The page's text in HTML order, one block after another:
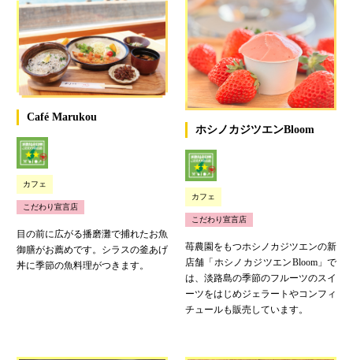
Café Marukou
カフェ
こだわり宣言店
目の前に広がる播磨灘で捕れたお魚
御膳がお薦めです。シラスの釜あげ
丼に季節の魚料理がつきます。
ホシノカジツエンBloom
カフェ
こだわり宣言店
苺農園をもつホシノカジツエンの新
店舗「ホシノカジツエンBloom」で
は、淡路島の季節のフルーツのスイ
ーツをはじめジェラートやコンフィ
チュールも販売しています。